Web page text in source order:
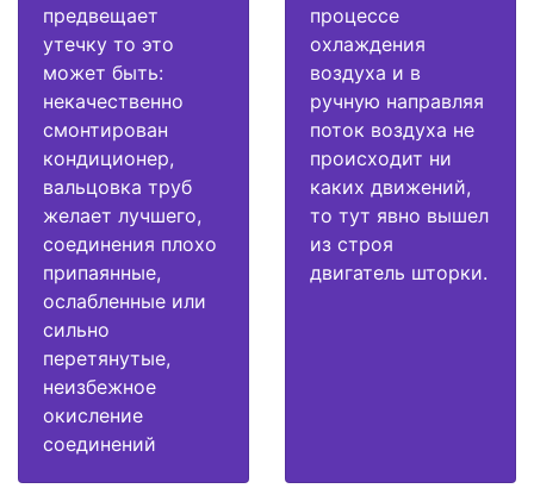
предвещает
утечку то это
может быть:
некачественно
смонтирован
кондиционер,
вальцовка труб
желает лучшего,
соединения плохо
припаянные,
ослабленные или
сильно
перетянутые,
неизбежное
окисление
соединений
процессе
охлаждения
воздуха и в
ручную направляя
поток воздуха не
происходит ни
каких движений,
то тут явно вышел
из строя
двигатель шторки.